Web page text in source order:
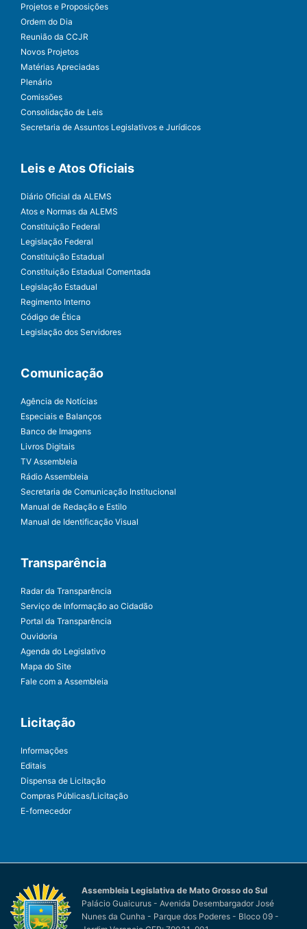
Projetos e Proposições
Ordem do Dia
Reunião da CCJR
Novos Projetos
Matérias Apreciadas
Plenário
Comissões
Consolidação de Leis
Secretaria de Assuntos Legislativos e Jurídicos
Leis e Atos Oficiais
Diário Oficial da ALEMS
Atos e Normas da ALEMS
Constituição Federal
Legislação Federal
Constituição Estadual
Constituição Estadual Comentada
Legislação Estadual
Regimento Interno
Código de Ética
Legislação dos Servidores
Comunicação
Agência de Notícias
Especiais e Balanços
Banco de Imagens
Livros Digitais
TV Assembleia
Rádio Assembleia
Secretaria de Comunicação Institucional
Manual de Redação e Estilo
Manual de Identificação Visual
Transparência
Radar da Transparência
Serviço de Informação ao Cidadão
Portal da Transparência
Ouvidoria
Agenda do Legislativo
Mapa do Site
Fale com a Assembleia
Licitação
Informações
Editais
Dispensa de Licitação
Compras Públicas/Licitação
E-fornecedor
Assembleia Legislativa de Mato Grosso do Sul
Palácio Guaicurus - Avenida Desembargador José
Nunes da Cunha - Parque dos Poderes - Bloco 09 -